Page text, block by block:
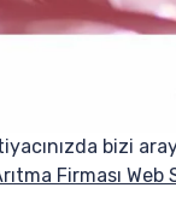
bizi
Firması Web